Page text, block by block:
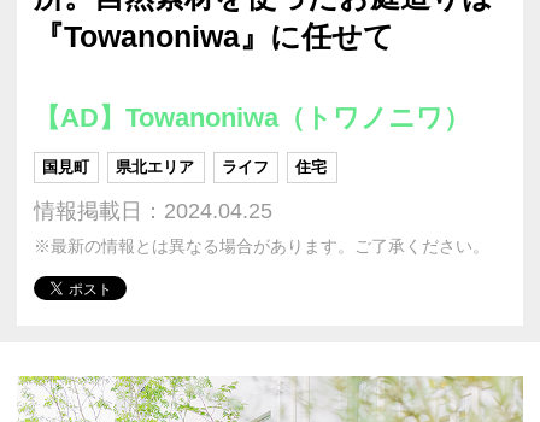
『Towanoniwa』に任せて
【AD】Towanoniwa（トワノニワ）
国見町 県北エリア ライフ 住宅
情報掲載日：2024.04.25
※最新の情報とは異なる場合があります。ご了承ください。